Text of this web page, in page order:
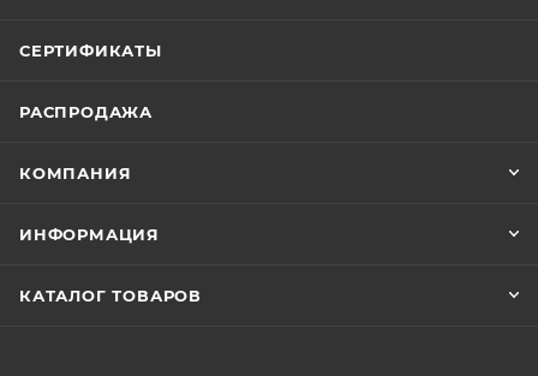
СЕРТИФИКАТЫ
РАСПРОДАЖА
КОМПАНИЯ
ИНФОРМАЦИЯ
КАТАЛОГ ТОВАРОВ